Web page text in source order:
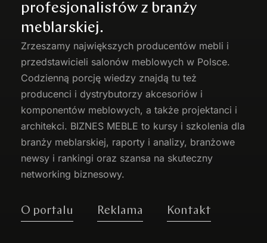
profesjonalistów z branży
meblarskiej.
Zrzeszamy największych producentów mebli i
przedstawicieli salonów meblowych w Polsce.
Codzienną porcję wiedzy znajdą tu też
producenci i dystrybutorzy akcesoriów i
komponentów meblowych, a także projektanci i
architekci. BIZNES MEBLE to kursy i szkolenia dla
branży meblarskiej, raporty i analizy, branżowe
newsy i rankingi oraz szansa na skuteczny
networking biznesowy.
O portalu Reklama Kontakt